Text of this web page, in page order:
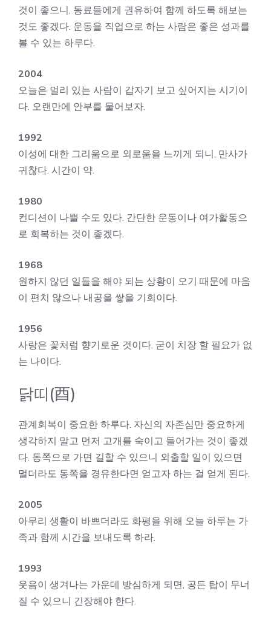
것이 좋으니, 동료들에게 권유하여 함께 하도록 해보는
것도 좋겠다. 운동을 직업으로 하는 사람은 좋은 성과를
볼 수 있는 하루다.
2004
오늘은 멀리 있는 사람이 갑자기 보고 싶어지는 시기이
다. 오랜만에 안부를 물어보자.
1992
이성에 대한 그리움으로 외로움을 느끼게 되니, 만사가
귀찮다. 시간이 약.
1980
컨디션이 나쁠 수도 있다. 간단한 운동이나 여가활동으
로 회복하는 것이 좋겠다.
1968
원하지 않던 일들을 해야 되는 상황이 오기 때문에 마음
이 편치 않으나 내공을 쌓을 기회이다.
1956
사랑은 꽃처럼 향기로운 것이다. 굳이 치장 할 필요가 없
는 나이다.
닭띠(酉)
관계회복이 중요한 하루다. 자신의 자존심만 중요하게
생각하지 말고 먼저 고개를 숙이고 들어가는 것이 좋겠
다. 동쪽으로 가면 길할 수 있으니 외출할 일이 있으면
멀더라도 동쪽을 경유한다면 얻고자 하는 걸 얻게 된다.
2005
아무리 생활이 바쁘더라도 화평을 위해 오늘 하루는 가
족과 함께 시간을 보내도록 하라.
1993
웃음이 생겨나는 가운데 방심하게 되면, 공든 탑이 무너
질 수 있으니 긴장해야 한다.